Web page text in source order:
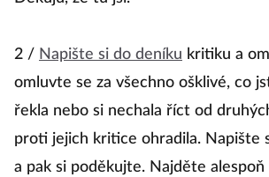
2 / Napište si do deníku kritiku a
omluvte se za všechno ošklivé, co
řekla nebo si nechala říct od
proti jejich kritice ohradila. Napište
a pak si poděkujte. Najděte